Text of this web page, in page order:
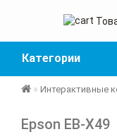
Категории
Интерактивные
Epson EB-X49